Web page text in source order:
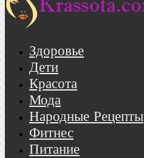
Здоровье
Дети
Красота
Мода
Народные Рецепты
Фитнес
Питание